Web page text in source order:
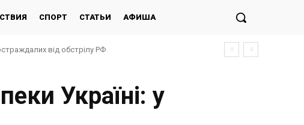
СПОРТ СТАТЬИ АФИША
від обстрілу РФ
Україні: у